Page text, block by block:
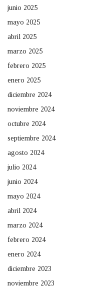
junio 2025
mayo 2025
abril 2025
marzo 2025
febrero 2025
enero 2025
diciembre 2024
noviembre 2024
octubre 2024
septiembre 2024
agosto 2024
julio 2024
junio 2024
mayo 2024
abril 2024
marzo 2024
febrero 2024
enero 2024
diciembre 2023
noviembre 2023